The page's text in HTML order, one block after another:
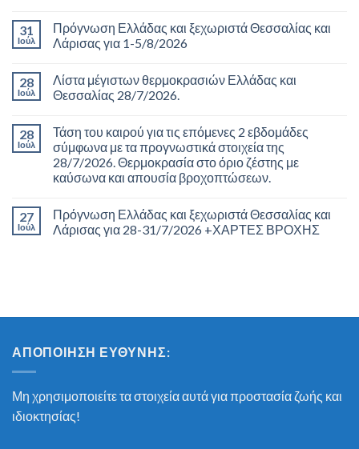
31
Ιούλ
Πρόγνωση Ελλάδας και ξεχωριστά Θεσσαλίας και
Λάρισας για 1-5/8/2026
28
Ιούλ
Λίστα μέγιστων θερμοκρασιών Ελλάδας και
Θεσσαλίας 28/7/2026.
28
Ιούλ
Τάση του καιρού για τις επόμενες 2 εβδομάδες
σύμφωνα με τα προγνωστικά στοιχεία της
28/7/2026. Θερμοκρασία στο όριο ζέστης με
καύσωνα και απουσία βροχοπτώσεων.
27
Ιούλ
Πρόγνωση Ελλάδας και ξεχωριστά Θεσσαλίας και
Λάρισας για 28-31/7/2026 +ΧΑΡΤΕΣ ΒΡΟΧΗΣ
ΑΠΟΠΟΊΗΣΗ ΕΥΘΎΝΗΣ:
Μη χρησιμοποιείτε τα στοιχεία αυτά για προστασία ζωής και
ιδιοκτησίας!